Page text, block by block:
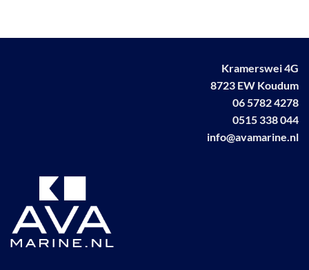
Kramerswei 4G
8723 EW Koudum
06 5782 4278
0515 338 044
info@avamarine.nl